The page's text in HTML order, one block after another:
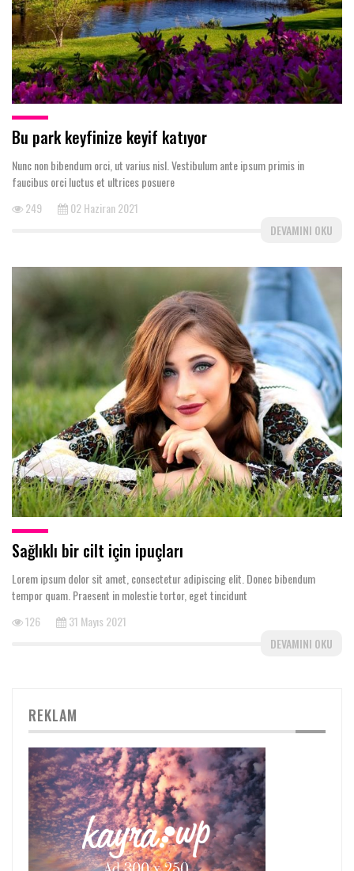
Bu park keyfinize keyif katıyor
Nunc non bibendum orci, ut varius nisl. Vestibulum ante ipsum primis in
faucibus orci luctus et ultrices posuere
249
02 Haziran 2021
DEVAMINI OKU
Sağlıklı bir cilt için ipuçları
Lorem ipsum dolor sit amet, consectetur adipiscing elit. Donec bibendum
tempor quam. Praesent in molestie tortor, eget tincidunt
126
31 Mayıs 2021
DEVAMINI OKU
REKLAM